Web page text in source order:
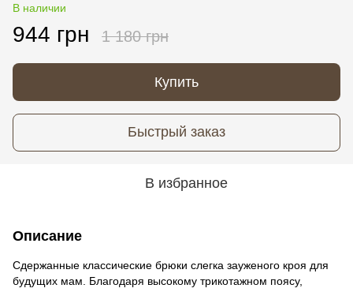
В наличии
944 грн 1 180 грн
Купить
Быстрый заказ
В избранное
Описание
Сдержанные классические брюки слегка зауженого кроя для
будущих мам. Благодаря высокому трикотажном поясу,